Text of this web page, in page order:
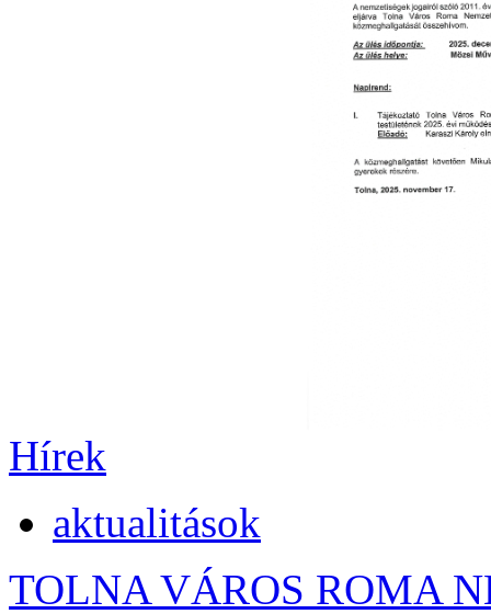
Hírek
aktualitások
TOLNA VÁROS ROMA